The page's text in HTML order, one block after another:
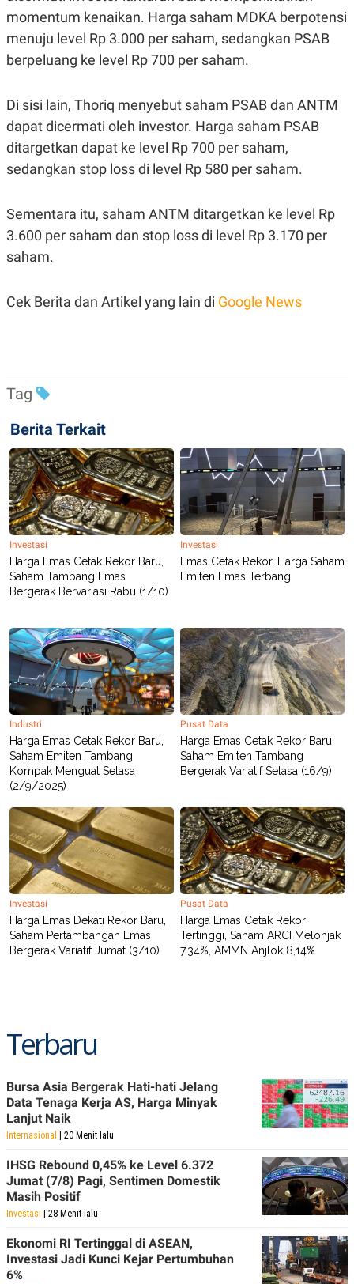
momentum kenaikan. Harga saham MDKA berpotensi
menuju level Rp 3.000 per saham, sedangkan PSAB
berpeluang ke level Rp 700 per saham.
Di sisi lain, Thoriq menyebut saham PSAB dan ANTM
dapat dicermati oleh investor. Harga saham PSAB
ditargetkan dapat ke level Rp 700 per saham,
sedangkan stop loss di level Rp 580 per saham.
Sementara itu, saham ANTM ditargetkan ke level Rp
3.600 per saham dan stop loss di level Rp 3.170 per
saham.
Cek Berita dan Artikel yang lain di Google News
Tag
Berita Terkait
Investasi
Harga Emas Cetak Rekor Baru,
Saham Tambang Emas
Bergerak Bervariasi Rabu (1/10)
Investasi
Emas Cetak Rekor, Harga Saham
Emiten Emas Terbang
Industri
Harga Emas Cetak Rekor Baru,
Saham Emiten Tambang
Kompak Menguat Selasa
(2/9/2025)
Pusat Data
Harga Emas Cetak Rekor Baru,
Saham Emiten Tambang
Bergerak Variatif Selasa (16/9)
Investasi
Harga Emas Dekati Rekor Baru,
Saham Pertambangan Emas
Bergerak Variatif Jumat (3/10)
Pusat Data
Harga Emas Cetak Rekor
Tertinggi, Saham ARCI Melonjak
7,34%, AMMN Anjlok 8,14%
Terbaru
Bursa Asia Bergerak Hati-hati Jelang
Data Tenaga Kerja AS, Harga Minyak
Lanjut Naik
Internasional | 20 Menit lalu
IHSG Rebound 0,45% ke Level 6.372
Jumat (7/8) Pagi, Sentimen Domestik
Masih Positif
Investasi | 28 Menit lalu
Ekonomi RI Tertinggal di ASEAN,
Investasi Jadi Kunci Kejar Pertumbuhan
6%